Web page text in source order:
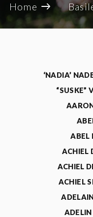
Home
‘NADIA’
“SUSKE”
ABEL
ACHIEL
ACHIEL
ACHIEL